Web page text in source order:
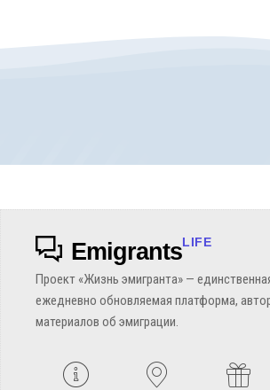
EmigrantsLIFE
Проект «Жизнь эмигранта» —
ежедневно обновляемая платформа,
материалов об эмиграции.